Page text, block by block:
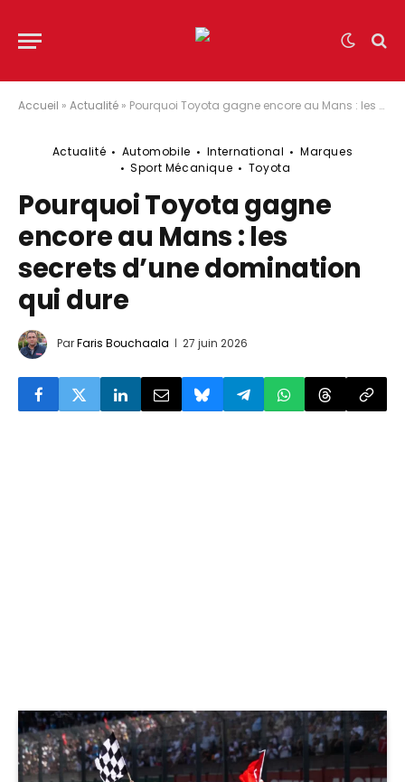
Accueil » Actualité » Pourquoi Toyota gagne encore au Mans : les secrets d’une domination qui dure
Actualité Automobile International
Marques
Sport Mécanique
Toyota
Pourquoi Toyota gagne
encore au Mans : les
secrets d’une domination
qui dure
ParFaris Bouchaala 27 juin 2026
© Toyota